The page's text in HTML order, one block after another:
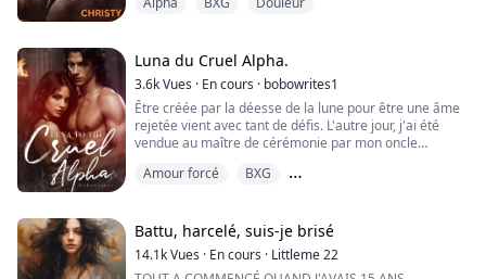
"Tu es tellement mouillée," murmura-t-il. "Tellement
mes hanches se mouvant contre sa main, mon corps
tremblant d'anticipation et suppliant pour un ...
Luna du Cruel Alpha.
3.6kVues · En cours · bobowrites1
Être créée par la déesse de la lune pour être une âme
rejetée vient avec tant de défis. L'autre jour, j'ai été
vendue au maître de cérémonie par mon oncle
Moscou, pour être son esclave.
oncle parce qu'il m'a étiquetée comme une fille sans
loup. Me voilà, incertaine de ce que l'avenir me
réserve...
Amour forcé
BXG
Battu, harcelé, suis-je brisé
14.1kVues · En cours · Littleme 22